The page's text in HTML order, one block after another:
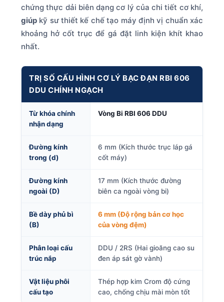
chứng thực dải biên dạng cơ lý của chi tiết cơ khí,
giúp kỹ sư thiết kế chế tạo máy định vị chuẩn xác
khoảng hở cốt trục để gá đặt linh kiện khít khao
nhất.
TRỊ SỐ CẤU HÌNH CƠ LÝ BẠC ĐẠN RBI 606
DDU CHÍNH NGẠCH
Từ khóa chính
nhận dạng
Vòng Bi RBI 606 DDU
Đường kính
trong (d)
6 mm (Kích thước trục láp gá
cốt máy)
Đường kính
ngoài (D)
17 mm (Kích thước đường
biên ca ngoài vòng bi)
Bề dày phủ bì
(B)
6 mm (Độ rộng bản cơ học
của vòng đệm)
Phân loại cấu
trúc nắp
DDU / 2RS (Hai gioăng cao su
đen áp sát gờ vành)
Vật liệu phôi
cấu tạo
Thép hợp kim Crom độ cứng
cao, chống chịu mài mòn tốt